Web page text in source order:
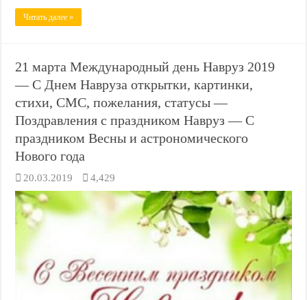
Читать далее »
21 марта Международный день Навруз 2019
— С Днем Навруза открытки, картинки,
стихи, СМС, пожелания, статусы —
Поздравления с праздником Навруз — С
праздником Весны и астрономического
Нового года
20.03.2019 4,429